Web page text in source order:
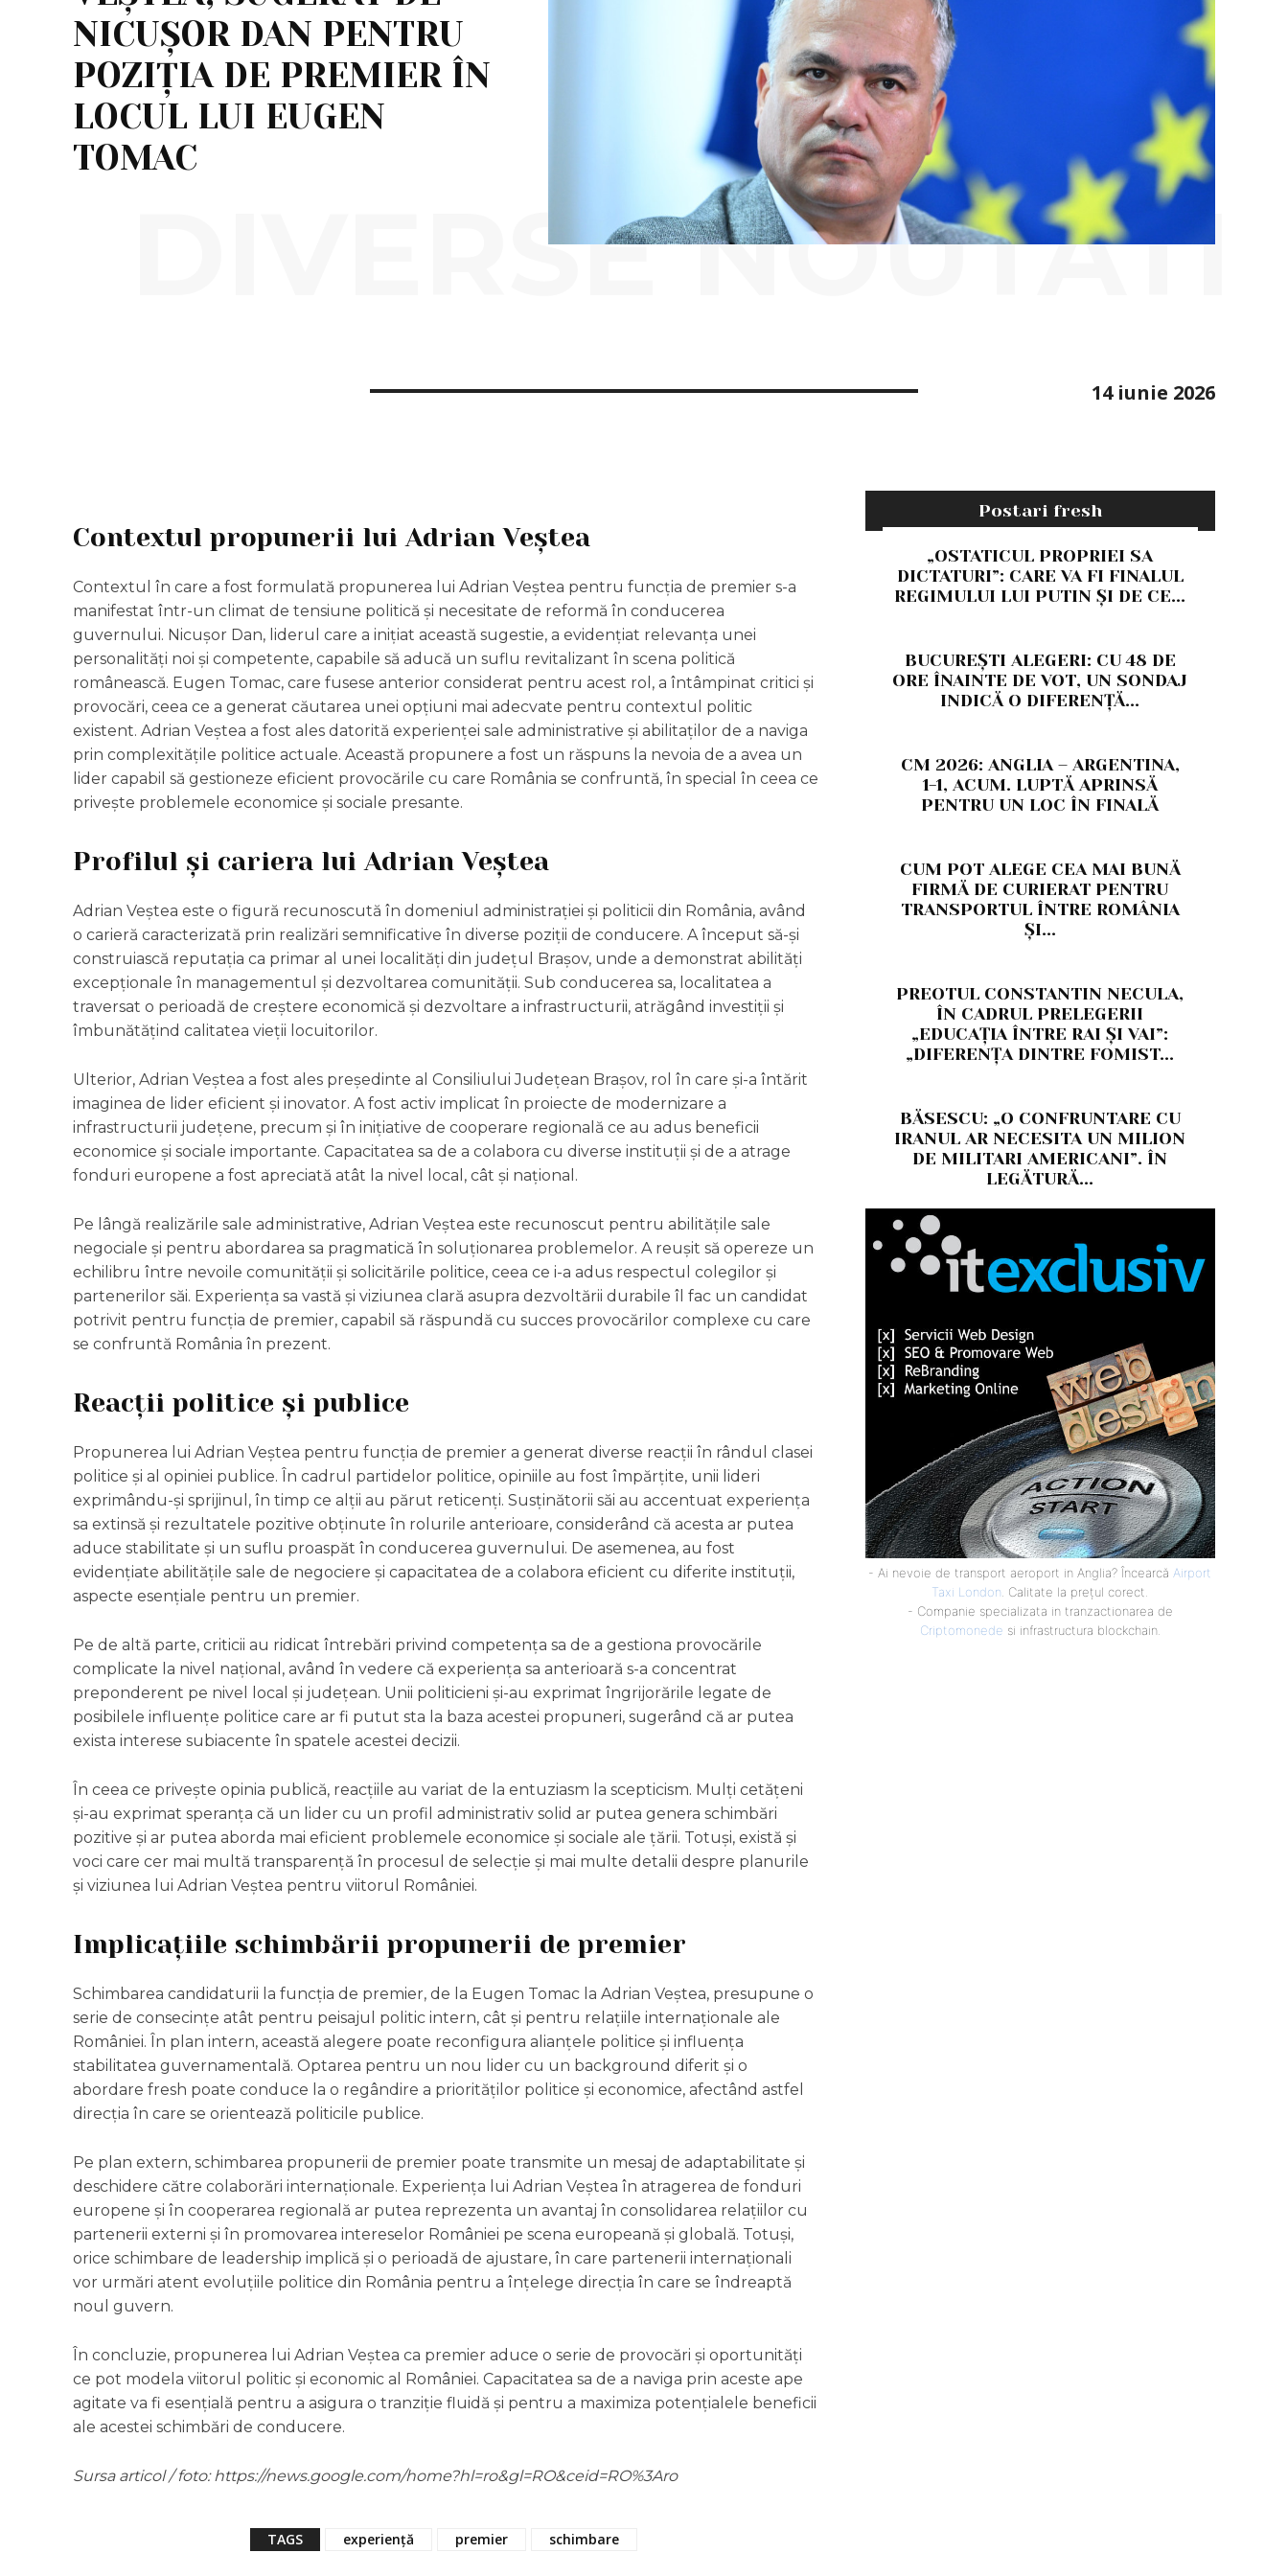
NICUȘOR DAN PENTRU
POZIȚIA DE PREMIER ÎN
LOCUL LUI EUGEN
TOMAC
DIVERSE NOUTATI
14 iunie 2026
Contextul propunerii lui Adrian Veștea
Contextul în care a fost formulată propunerea lui Adrian Veștea pentru funcția de premier s-a
manifestat într-un climat de tensiune politică și necesitate de reformă în conducerea
guvernului. Nicușor Dan, liderul care a inițiat această sugestie, a evidențiat relevanța unei
personalități noi și competente, capabile să aducă un suflu revitalizant în scena politică
românească. Eugen Tomac, care fusese anterior considerat pentru acest rol, a întâmpinat critici și
provocări, ceea ce a generat căutarea unei opțiuni mai adecvate pentru contextul politic
existent. Adrian Veștea a fost ales datorită experienței sale administrative și abilitaților de a naviga
prin complexitățile politice actuale. Această propunere a fost un răspuns la nevoia de a avea un
lider capabil să gestioneze eficient provocările cu care România se confruntă, în special în ceea ce
privește problemele economice și sociale presante.
Profilul și cariera lui Adrian Veștea
Adrian Veștea este o figură recunoscută în domeniul administrației și politicii din România, având
o carieră caracterizată prin realizări semnificative în diverse poziții de conducere. A început să-și
construiască reputația ca primar al unei localități din județul Brașov, unde a demonstrat abilități
excepționale în managementul și dezvoltarea comunității. Sub conducerea sa, localitatea a
traversat o perioadă de creștere economică și dezvoltare a infrastructurii, atrăgând investiții și
îmbunătățind calitatea vieții locuitorilor.
Ulterior, Adrian Veștea a fost ales președinte al Consiliului Județean Brașov, rol în care și-a întărit
imaginea de lider eficient și inovator. A fost activ implicat în proiecte de modernizare a
infrastructurii județene, precum și în inițiative de cooperare regională ce au adus beneficii
economice și sociale importante. Capacitatea sa de a colabora cu diverse instituții și de a atrage
fonduri europene a fost apreciată atât la nivel local, cât și național.
Pe lângă realizările sale administrative, Adrian Veștea este recunoscut pentru abilitățile sale
negociale și pentru abordarea sa pragmatică în soluționarea problemelor. A reușit să opereze un
echilibru între nevoile comunității și solicitările politice, ceea ce i-a adus respectul colegilor și
partenerilor săi. Experiența sa vastă și viziunea clară asupra dezvoltării durabile îl fac un candidat
potrivit pentru funcția de premier, capabil să răspundă cu succes provocărilor complexe cu care
se confruntă România în prezent.
Reacții politice și publice
Propunerea lui Adrian Veștea pentru funcția de premier a generat diverse reacții în rândul clasei
politice și al opiniei publice. În cadrul partidelor politice, opiniile au fost împărțite, unii lideri
exprimându-și sprijinul, în timp ce alții au părut reticenți. Susținătorii săi au accentuat experiența
sa extinsă și rezultatele pozitive obținute în rolurile anterioare, considerând că acesta ar putea
aduce stabilitate și un suflu proaspăt în conducerea guvernului. De asemenea, au fost
evidențiate abilitățile sale de negociere și capacitatea de a colabora eficient cu diferite instituții,
aspecte esențiale pentru un premier.
Pe de altă parte, criticii au ridicat întrebări privind competența sa de a gestiona provocările
complicate la nivel național, având în vedere că experiența sa anterioară s-a concentrat
preponderent pe nivel local și județean. Unii politicieni și-au exprimat îngrijorările legate de
posibilele influențe politice care ar fi putut sta la baza acestei propuneri, sugerând că ar putea
exista interese subiacente în spatele acestei decizii.
În ceea ce privește opinia publică, reacțiile au variat de la entuziasm la scepticism. Mulți cetățeni
și-au exprimat speranța că un lider cu un profil administrativ solid ar putea genera schimbări
pozitive și ar putea aborda mai eficient problemele economice și sociale ale țării. Totuși, există și
voci care cer mai multă transparență în procesul de selecție și mai multe detalii despre planurile
și viziunea lui Adrian Veștea pentru viitorul României.
Implicațiile schimbării propunerii de premier
Schimbarea candidaturii la funcția de premier, de la Eugen Tomac la Adrian Veștea, presupune o
serie de consecințe atât pentru peisajul politic intern, cât și pentru relațiile internaționale ale
României. În plan intern, această alegere poate reconfigura alianțele politice și influența
stabilitatea guvernamentală. Optarea pentru un nou lider cu un background diferit și o
abordare fresh poate conduce la o regândire a priorităților politice și economice, afectând astfel
direcția în care se orientează politicile publice.
Pe plan extern, schimbarea propunerii de premier poate transmite un mesaj de adaptabilitate și
deschidere către colaborări internaționale. Experiența lui Adrian Veștea în atragerea de fonduri
europene și în cooperarea regională ar putea reprezenta un avantaj în consolidarea relațiilor cu
partenerii externi și în promovarea intereselor României pe scena europeană și globală. Totuși,
orice schimbare de leadership implică și o perioadă de ajustare, în care partenerii internaționali
vor urmări atent evoluțiile politice din România pentru a înțelege direcția în care se îndreaptă
noul guvern.
În concluzie, propunerea lui Adrian Veștea ca premier aduce o serie de provocări și oportunități
ce pot modela viitorul politic și economic al României. Capacitatea sa de a naviga prin aceste ape
agitate va fi esențială pentru a asigura o tranziție fluidă și pentru a maximiza potențialele beneficii
ale acestei schimbări de conducere.
Sursa articol / foto: https://news.google.com/home?hl=ro&gl=RO&ceid=RO%3Aro
TAGS experiență premier schimbare
Postari fresh
„OSTATICUL PROPRIEI SA
DICTATURI”: CARE VA FI FINALUL
REGIMULUI LUI PUTIN ȘI DE CE...
BUCUREȘTI ALEGERI: CU 48 DE
ORE ÎNAINTE DE VOT, UN SONDAJ
INDICĂ O DIFERENȚĂ...
CM 2026: ANGLIA – ARGENTINA,
1-1, ACUM. LUPTĂ APRINSĂ
PENTRU UN LOC ÎN FINALĂ
CUM POT ALEGE CEA MAI BUNĂ
FIRMĂ DE CURIERAT PENTRU
TRANSPORTUL ÎNTRE ROMÂNIA
ȘI...
PREOTUL CONSTANTIN NECULA,
ÎN CADRUL PRELEGERII
„EDUCAȚIA ÎNTRE RAI ȘI VAI”:
„DIFERENȚA DINTRE FOMIST...
BĂSESCU: „O CONFRUNTARE CU
IRANUL AR NECESITA UN MILION
DE MILITARI AMERICANI”. ÎN
LEGĂTURĂ...
- Ai nevoie de transport aeroport in Anglia? ÎncearcăAirport
Taxi London. Calitate la prețul corect.
- Companie specializata in tranzactionarea de
Criptomonede si infrastructura blockchain.